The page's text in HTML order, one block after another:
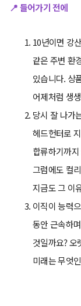
📍 들어가기 전에
10년이면 강
같은 주변 환
있습니다. 상
어제처럼 생
당시 잘 나가
헤드헌터로
합류하기까
그럼에도 컬
지금도 그 이
이직이 능력
동안 근속하
것일까요? 오
미래는 무엇